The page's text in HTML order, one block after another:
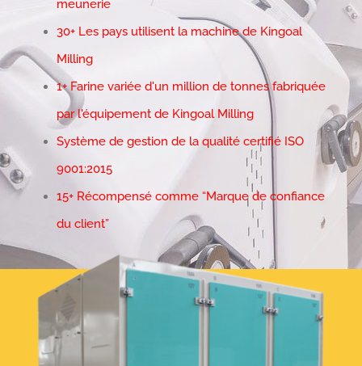
meunerie
30+ Les pays utilisent la machine de Kingoal
Milling
1+ Farine variée d'un million de tonnes fabriquée
par l'équipement de Kingoal Milling
Système de gestion de la qualité certifié ISO
9001:2015
15+ Récompensé comme “Marque de confiance
du client”